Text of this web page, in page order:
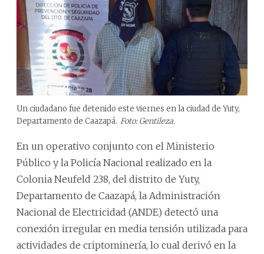
Un ciudadano fue detenido este viernes en la ciudad de Yuty,
Departamento de Caazapá. Foto: Gentileza.
En un operativo conjunto con el Ministerio
Público y la Policía Nacional realizado en la
Colonia Neufeld 238, del distrito de Yuty,
Departamento de Caazapá, la Administración
Nacional de Electricidad (ANDE) detectó una
conexión irregular en media tensión utilizada para
actividades de criptominería, lo cual derivó en la